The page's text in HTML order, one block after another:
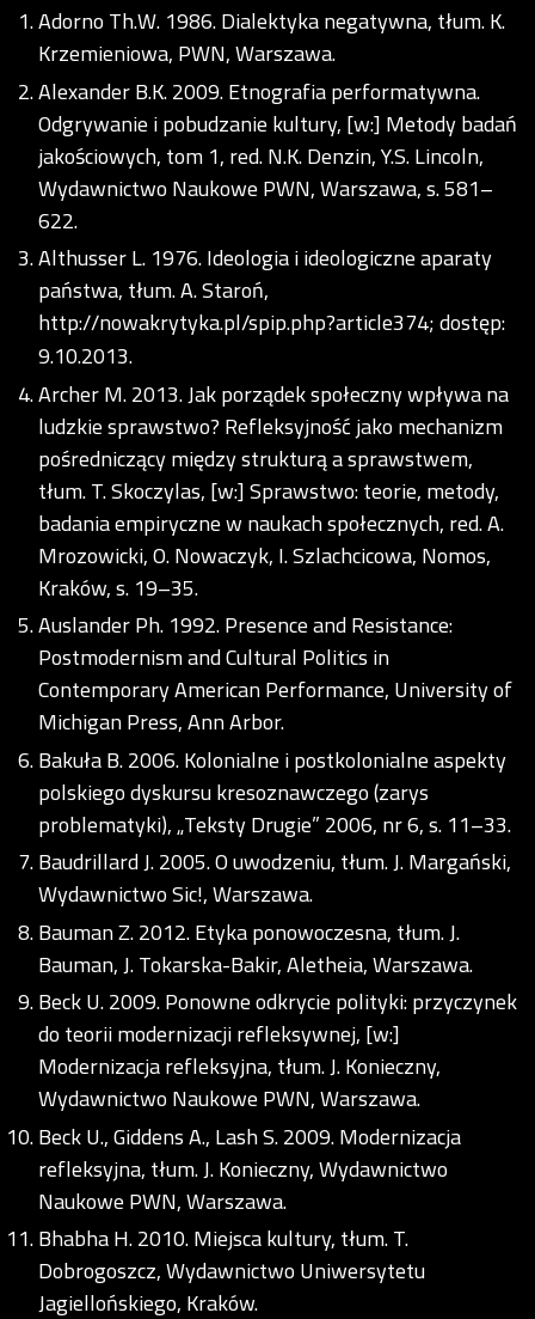
Adorno Th.W. 1986. Dialektyka negatywna, tłum. K.
Krzemieniowa, PWN, Warszawa.
Alexander B.K. 2009. Etnografia performatywna.
Odgrywanie i pobudzanie kultury, [w:] Metody badań
jakościowych, tom 1, red. N.K. Denzin, Y.S. Lincoln,
Wydawnictwo Naukowe PWN, Warszawa, s. 581–
622.
Althusser L. 1976. Ideologia i ideologiczne aparaty
państwa, tłum. A. Staroń,
http://nowakrytyka.pl/spip.php?article374;dostęp:
9.10.2013.
Archer M. 2013. Jak porządek społeczny wpływa na
ludzkie sprawstwo? Refleksyjność jako mechanizm
pośredniczący między strukturą a sprawstwem,
tłum. T. Skoczylas, [w:] Sprawstwo: teorie, metody,
badania empiryczne w naukach społecznych, red. A.
Mrozowicki, O. Nowaczyk, I. Szlachcicowa, Nomos,
Kraków, s. 19–35.
Auslander Ph. 1992. Presence and Resistance:
Postmodernism and Cultural Politics in
Contemporary American Performance, University of
Michigan Press, Ann Arbor.
Bakuła B. 2006. Kolonialne i postkolonialne aspekty
polskiego dyskursu kresoznawczego (zarys
problematyki), „Teksty Drugie” 2006, nr 6, s. 11–33.
Baudrillard J. 2005. O uwodzeniu, tłum. J. Margański,
Wydawnictwo Sic!, Warszawa.
Bauman Z. 2012. Etyka ponowoczesna, tłum. J.
Bauman, J. Tokarska-Bakir, Aletheia, Warszawa.
Beck U. 2009. Ponowne odkrycie polityki: przyczynek
do teorii modernizacji refleksywnej, [w:]
Modernizacja refleksyjna, tłum. J. Konieczny,
Wydawnictwo Naukowe PWN, Warszawa.
Beck U., Giddens A., Lash S. 2009. Modernizacja
refleksyjna, tłum. J. Konieczny, Wydawnictwo
Naukowe PWN, Warszawa.
Bhabha H. 2010. Miejsca kultury, tłum. T.
Dobrogoszcz, Wydawnictwo Uniwersytetu
Jagiellońskiego, Kraków.